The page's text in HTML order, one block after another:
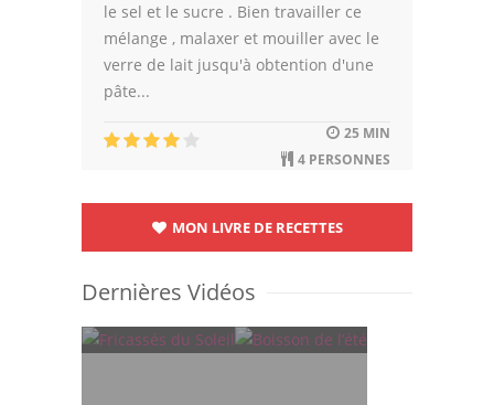
le sel et le sucre . Bien travailler ce
mélange , malaxer et mouiller avec le
verre de lait jusqu'à obtention d'une
pâte...
25 MIN
4 PERSONNES
MON LIVRE DE RECETTES
Dernières Vidéos